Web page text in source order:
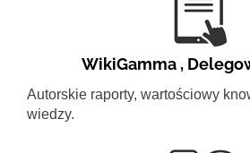
WikiGamma ,
Autorskie raporty, wartościowy
wiedzy.